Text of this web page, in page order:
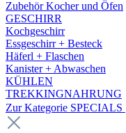
Zubehör Kocher und Öfen
GESCHIRR
Kochgeschirr
Essgeschirr + Besteck
Häferl + Flaschen
Kanister + Abwaschen
KÜHLEN
TREKKINGNAHRUNG
Zur Kategorie SPECIALS